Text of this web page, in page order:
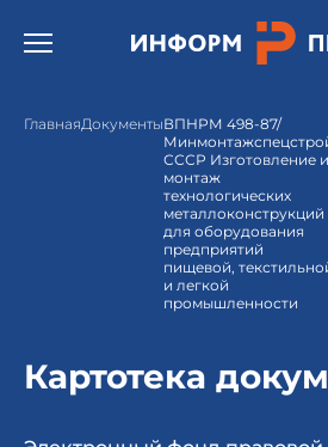
Открыть бургер меню.
ГлавнаяДокументыВПНРМ 498-87/
СССР Изготовление и
монтаж
технологических
металлоконструкций
для оборудования
предприятий
пищевой,
и легкой
промышленности
Картотека